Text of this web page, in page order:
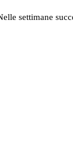
settimane